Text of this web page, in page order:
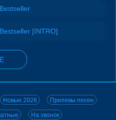
[INTRO]
Новые 2026 Припевы песен
На звонок